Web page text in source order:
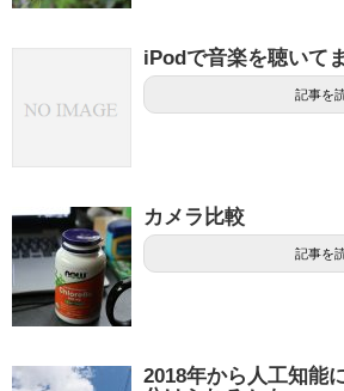
iPodで音楽を聴いてま
記事を
カメラ比較
記事を
2018年から人工知能